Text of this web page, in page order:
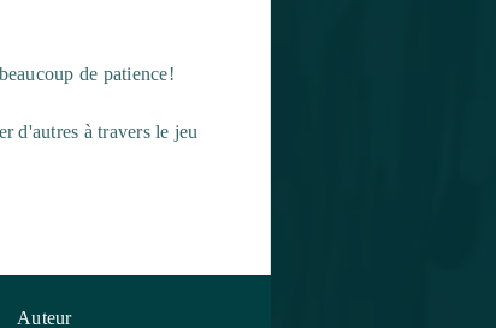
de patience!
d'autres à travers le jeu
Auteur